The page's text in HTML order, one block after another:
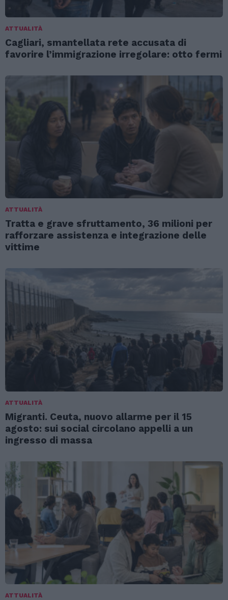
ATTUALITÀ
Cagliari, smantellata rete accusata di
favorire l’immigrazione irregolare: otto fermi
ATTUALITÀ
Tratta e grave sfruttamento, 36 milioni per
rafforzare assistenza e integrazione delle
vittime
ATTUALITÀ
Migranti. Ceuta, nuovo allarme per il 15
agosto: sui social circolano appelli a un
ingresso di massa
ATTUALITÀ